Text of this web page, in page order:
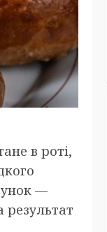
в роті,
—
результат